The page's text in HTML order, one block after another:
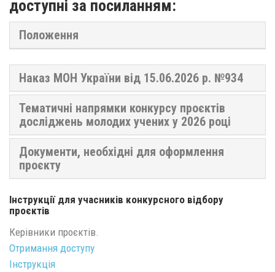
доступні за посиланням:
Положення
Наказ МОН України від 15.06.2026 р. №934
Тематичні напрямки конкурсу проєктів
досліджень молодих учених у 2026 році
Документи, необхідні для оформлення
проєкту
Інструкції для учасників конкурсного відбору
проєктів
Керівники проєктів.
Отримання доступу
Інструкція